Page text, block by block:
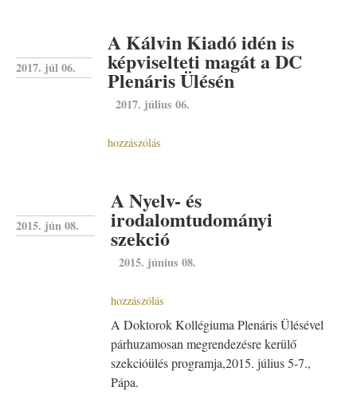
2017. júl 06.
A Kálvin Kiadó idén is
képviselteti magát a DC
Plenáris Ülésén
2017. július 06.
hozzászólás
2015. jún 08.
A Nyelv- és
irodalomtudományi
szekció
2015. június 08.
hozzászólás
A Doktorok Kollégiuma Plenáris Ülésével
párhuzamosan megrendezésre kerülő
szekcióülés programja,2015. július 5-7.,
Pápa.